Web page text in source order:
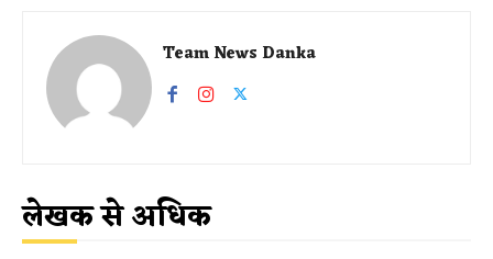
Team News Danka
लेखक से अधिक